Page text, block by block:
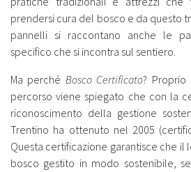
prendersi cura del bosco e da questo
pannelli si raccontano anche le
specifico che si incontra sul sentiero.
Ma perché Bosco Certificato?
percorso viene spiegato che con la
riconoscimento della gestione
Trentino ha ottenuto nel 2005
Questa certificazione garantisce che il
bosco gestito in modo sostenibile,